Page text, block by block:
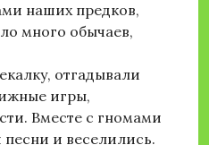
наших предков,
много обычаев,
отгадывали
игры,
Вместе с гномами
и веселились.